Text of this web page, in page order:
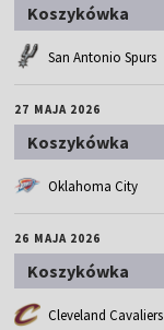
Koszykówka
San Antonio Spurs
27 MAJA 2026
Koszykówka
Oklahoma City
26 MAJA 2026
Koszykówka
Cleveland Cavaliers